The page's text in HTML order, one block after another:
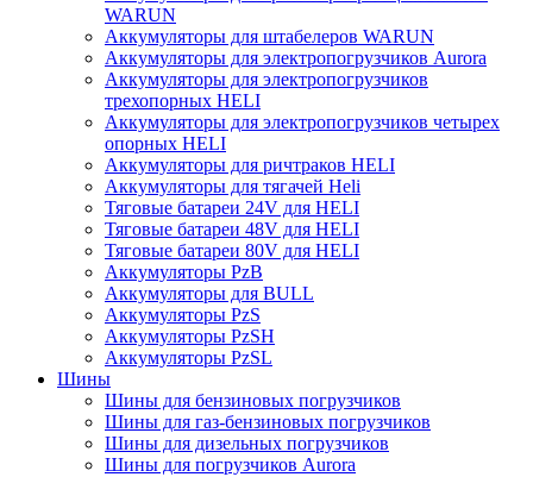
WARUN
Аккумуляторы для штабелеров WARUN
Аккумуляторы для электропогрузчиков Aurora
Аккумуляторы для электропогрузчиков
трехопорных HELI
Аккумуляторы для электропогрузчиков четырех
опорных HELI
Аккумуляторы для ричтраков HELI
Аккумуляторы для тягачей Heli
Тяговые батареи 24V для HELI
Тяговые батареи 48V для HELI
Тяговые батареи 80V для HELI
Аккумуляторы PzB
Аккумуляторы для BULL
Аккумуляторы PzS
Аккумуляторы PzSH
Аккумуляторы PzSL
Шины
Шины для бензиновых погрузчиков
Шины для газ-бензиновых погрузчиков
Шины для дизельных погрузчиков
Шины для погрузчиков Aurora